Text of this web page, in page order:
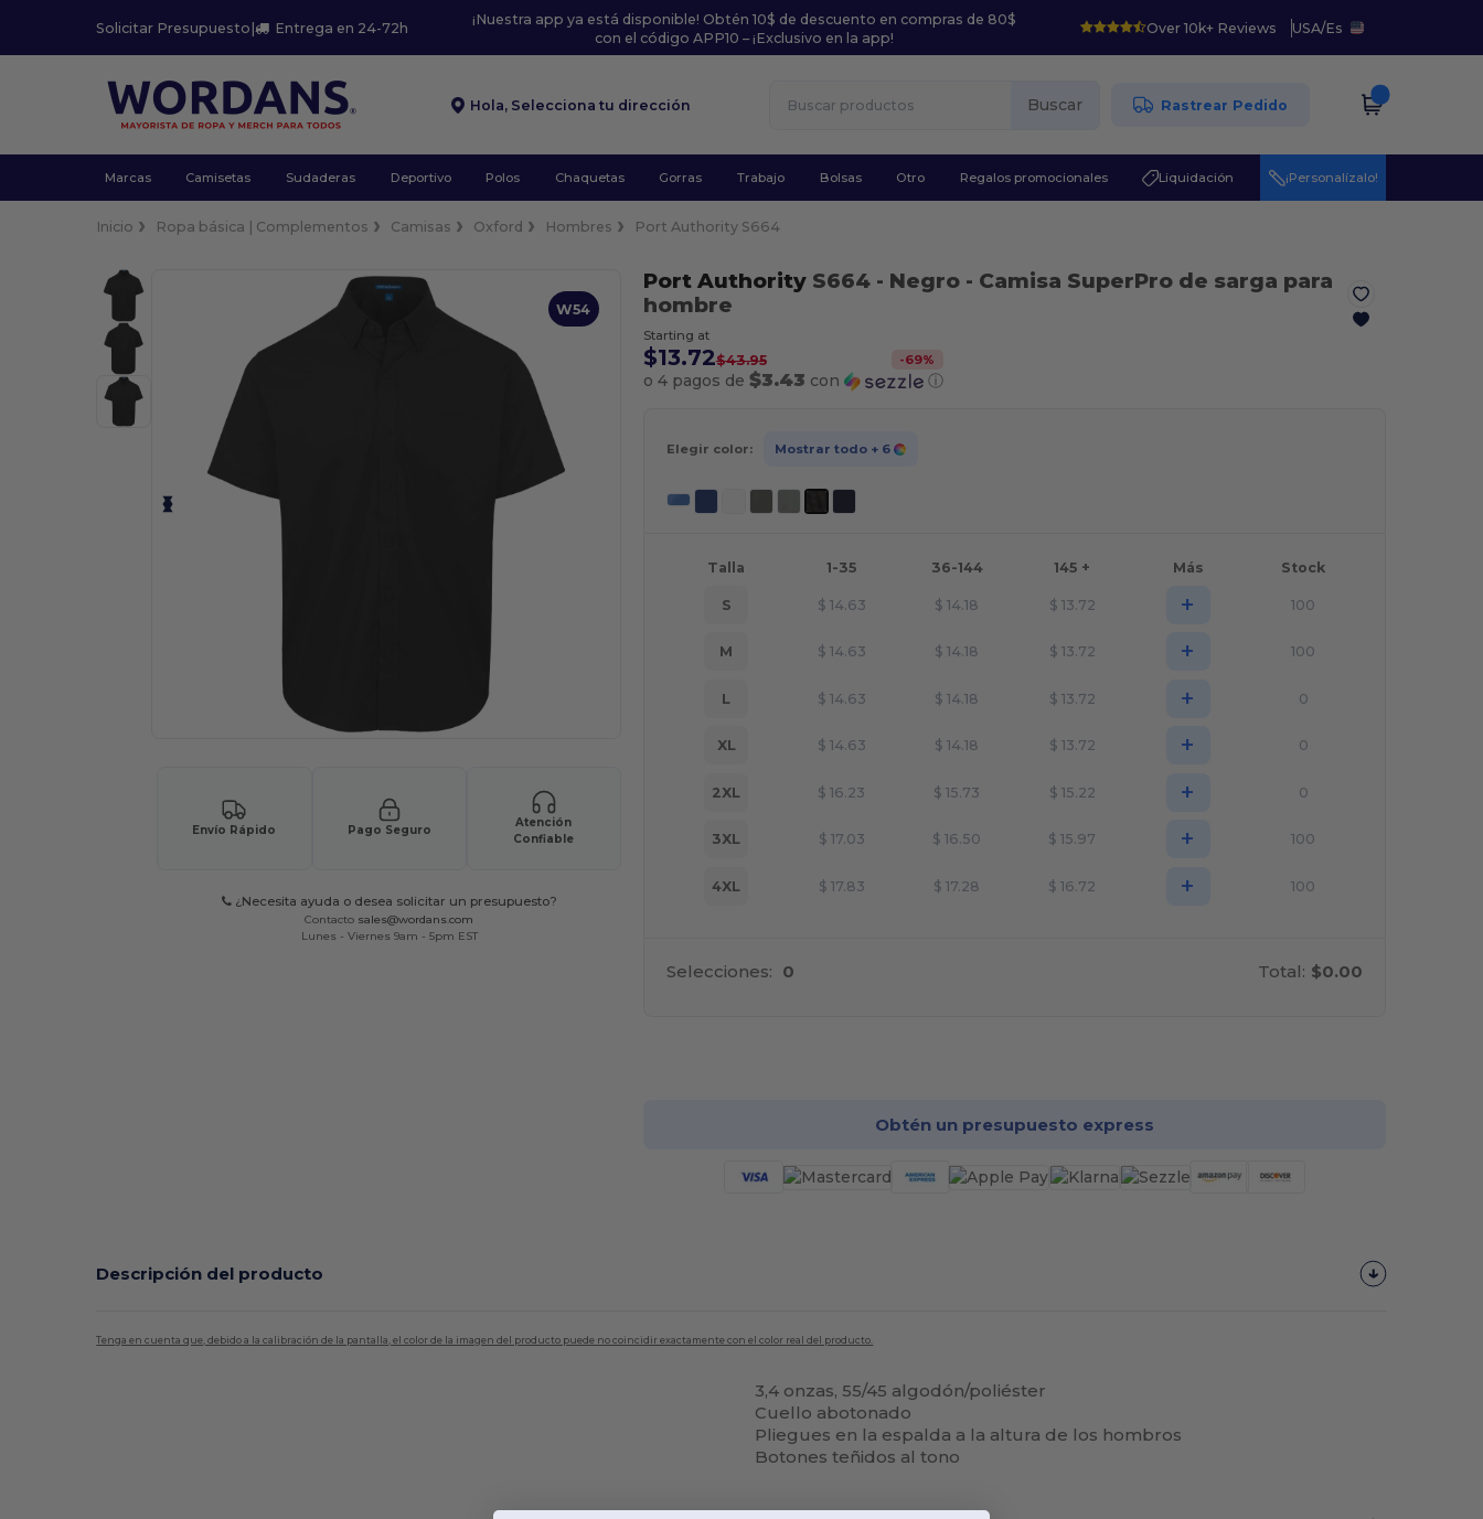
Solicitar Presupuesto | Entrega en 24-72h
¡Nuestra app ya está disponible! Obtén 10$ de descuento en compras de 80$
con el código APP10 – ¡Exclusivo en la app!
Over 10k+ Reviews USA/Es
Hola, Selecciona tu dirección Buscar Rastrear Pedido
Marcas Camisetas Sudaderas Deportivo Polos Chaquetas Gorras Trabajo Bolsas Otro Regalos promocionales Liquidación ¡Personalízalo!
Inicio Ropa básica | Complementos Camisas Oxford Hombres Port Authority S664
W54
Envío Rápido Pago Seguro
Atención
Confiable
¿Necesita ayuda o desea solicitar un presupuesto?
Contacto sales@wordans.com
Lunes - Viernes 9am - 5pm EST
Port AuthorityS664 - Negro- Camisa SuperPro de sarga para
hombre
Starting at
$13.72$43.95 -69%
o 4 pagos de $3.43 con ⓘ
Elegir color: Mostrar todo + 6
Talla 1-35 36-144 145 + Más Stock
S $ 14.63 $ 14.18 $ 13.72 + 100
M $ 14.63 $ 14.18 $ 13.72 + 100
L $ 14.63 $ 14.18 $ 13.72 + 0
XL $ 14.63 $ 14.18 $ 13.72 + 0
2XL $ 16.23 $ 15.73 $ 15.22 + 0
3XL $ 17.03 $ 16.50 $ 15.97 + 100
4XL $ 17.83 $ 17.28 $ 16.72 + 100
Selecciones: 0 Total: $0.00
Obtén un presupuesto express
Descripción del producto
Tenga en cuenta que, debido a la calibración de la pantalla, el color de la imagen del producto puede no coincidir exactamente con el color real del producto.
3,4 onzas, 55/45 algodón/poliéster
Cuello abotonado
Pliegues en la espalda a la altura de los hombros
Botones teñidos al tono